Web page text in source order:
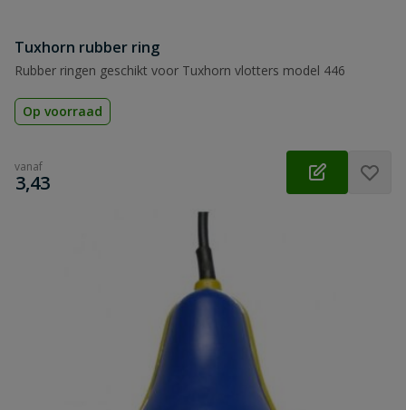
Tuxhorn rubber ring
Rubber ringen geschikt voor Tuxhorn vlotters model 446
Op voorraad
vanaf
€
3,43